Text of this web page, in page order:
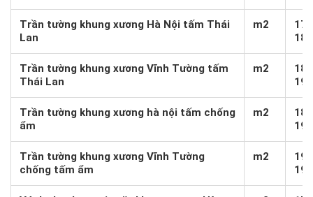
Trần tường khung xương Hà Nội tấm Thái
Lan
m2
Trần tường khung xương Vĩnh Tường tấm
Thái Lan
m2
Trần tường khung xương hà nội tấm chống
ẩm
m2
Trần tường khung xương Vĩnh Tường
chống tấm ẩm
m2